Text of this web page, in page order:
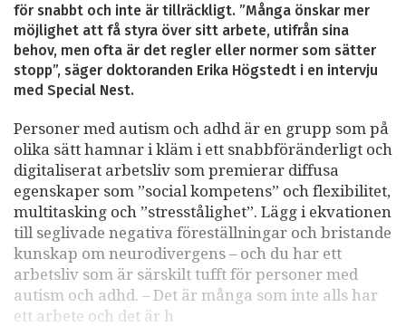
för snabbt och inte är tillräckligt. ”Många önskar mer
möjlighet att få styra över sitt arbete, utifrån sina
behov, men ofta är det regler eller normer som sätter
stopp”, säger doktoranden Erika Högstedt i en intervju
med Special Nest.
Personer med autism och adhd är en grupp som på
olika sätt hamnar i kläm i ett snabbföränderligt och
digitaliserat arbetsliv som premierar diffusa
egenskaper som ”social kompetens” och flexibilitet,
multitasking och ”stresstålighet”. Lägg i ekvationen
till seglivade negativa föreställningar och bristande
kunskap om neurodivergens – och du har ett
arbetsliv som är särskilt tufft för personer med
autism och adhd. – Det är många som inte alls har
ett arbete och det är h